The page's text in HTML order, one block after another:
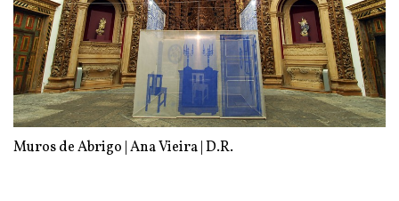
Muros de Abrigo | Ana Vieira | D.R.